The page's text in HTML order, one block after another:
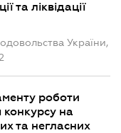
та ліквідації
України,
роботи
конкурсу на
та негласних